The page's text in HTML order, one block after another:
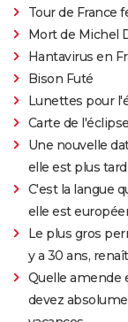
Tour de France
Mort de Michel
Hantavirus en
Bison Futé
Lunettes pour
Carte de
Une nouvelle
elle est plus
C'est la langue
elle est
Le plus gros
y a 30 ans,
Quelle amende
devez